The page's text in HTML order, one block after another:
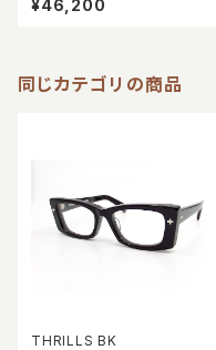
¥46,200
同じカテゴリの商品
THRILLS BK